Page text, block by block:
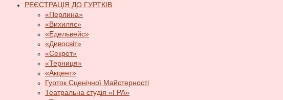
РЕЄСТРАЦІЯ ДО ГУРТКІВ
«Перлина»
«Вихиляс»
«Едельвейс»
«Дивосвіт»
«Секрет»
«Терниця»
«Акцент»
Гурток Сценічної Майстерності
Театральна студія «ГРА»